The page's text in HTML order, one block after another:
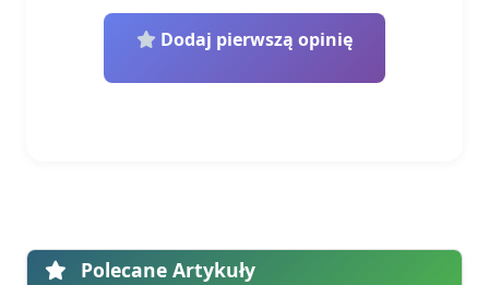
Dodaj pierwszą opinię
Polecane Artykuły